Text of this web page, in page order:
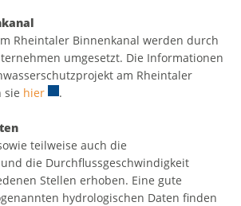
Rheintaler Binnenkanal werden durch
umgesetzt. Die Informationen
am Rheintaler
sie hier Externer Link wird in einem neuen
.
teilweise auch die
die Durchflussgeschwindigkeit
Stellen erhoben. Eine gute
hydrologischen Daten finden